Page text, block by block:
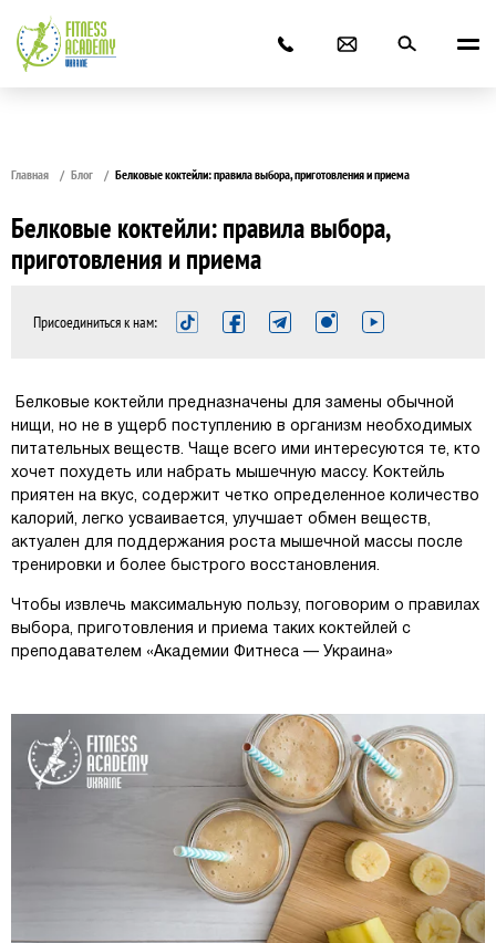
Главная Блог Белковые коктейли: правила выбора, приготовления и приема
Белковые коктейли: правила выбора,
приготовления и приема
Присоединиться к нам:
Белковые коктейли предназначены для замены обычной
нищи, но не в ущерб поступлению в организм необходимых
питательных веществ. Чаще всего ими интересуются те, кто
хочет похудеть или набрать мышечную массу. Коктейль
приятен на вкус, содержит четко определенное количество
калорий, легко усваивается, улучшает обмен веществ,
актуален для поддержания роста мышечной массы после
тренировки и более быстрого восстановления.
Чтобы извлечь максимальную пользу, поговорим о правилах
выбора, приготовления и приема таких коктейлей с
преподавателем «Академии Фитнеса — Украина»